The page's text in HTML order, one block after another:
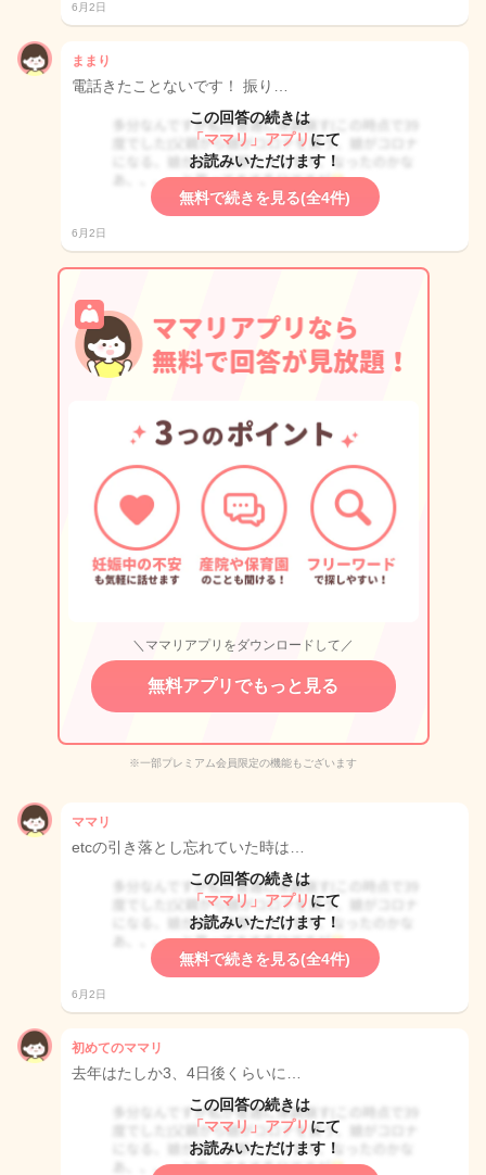
6月2日
ままり
電話きたことないです！ 振り…
この回答の続きは
「ママリ」アプリ にて
お読みいただけます！
無料で続きを見る(全4件)
6月2日
＼ママリアプリをダウンロードして／
無料アプリでもっと見る
※一部プレミアム会員限定の機能もございます
ママリ
etcの引き落とし忘れていた時は…
この回答の続きは
「ママリ」アプリ にて
お読みいただけます！
無料で続きを見る(全4件)
6月2日
初めてのママリ
去年はたしか3、4日後くらいに…
この回答の続きは
「ママリ」アプリ にて
お読みいただけます！